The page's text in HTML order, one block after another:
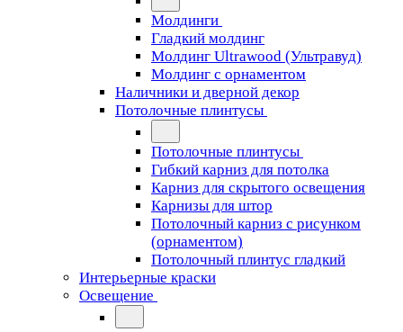
Молдинги
Гладкий молдинг
Молдинг Ultrawood (Ультравуд)
Молдинг с орнаментом
Наличники и дверной декор
Потолочные плинтусы
Потолочные плинтусы
Гибкий карниз для потолка
Карниз для скрытого освещения
Карнизы для штор
Потолочный карниз с рисунком
(орнаментом)
Потолочный плинтус гладкий
Интерьерные краски
Освещение